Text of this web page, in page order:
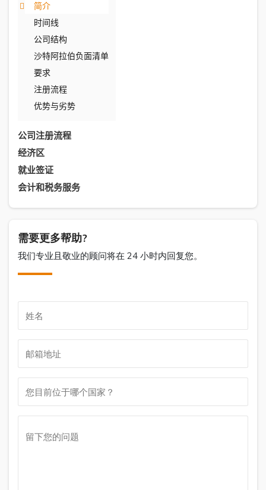
简介
时间线
公司结构
沙特阿拉伯负面清单
要求
注册流程
优势与劣势
公司注册流程
经济区
就业签证
会计和税务服务
需要更多帮助?
我们专业且敬业的顾问将在 24 小时内回复您。